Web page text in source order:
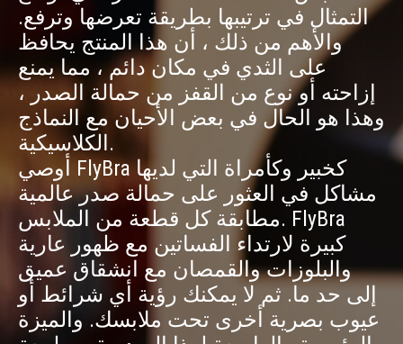
التمثال في ترتيبها بطريقة تعرضها وترفع.
والأهم من ذلك ، أن هذا المنتج يحافظ
على الثدي في مكان دائم ، مما يمنع
إزاحته أو نوع من القفز من حمالة الصدر ،
وهذا هو الحال في بعض الأحيان مع النماذج
الكلاسيكية.
أوصي FlyBra كخبير وكأمراة التي لديها
مشاكل في العثور على حمالة صدر عالمية
مطابقة كل قطعة من الملابس. FlyBra
كبيرة لارتداء الفساتين مع ظهور عارية
والبلوزات والقمصان مع انشقاق عميق
إلى حد ما. ثم لا يمكنك رؤية أي شرائط أو
عيوب بصرية أخرى تحت ملابسك. والميزة